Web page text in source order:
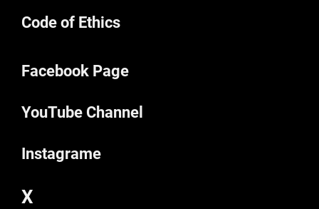
Code of Ethics
Facebook Page
YouTube Channel
Instagrame
X